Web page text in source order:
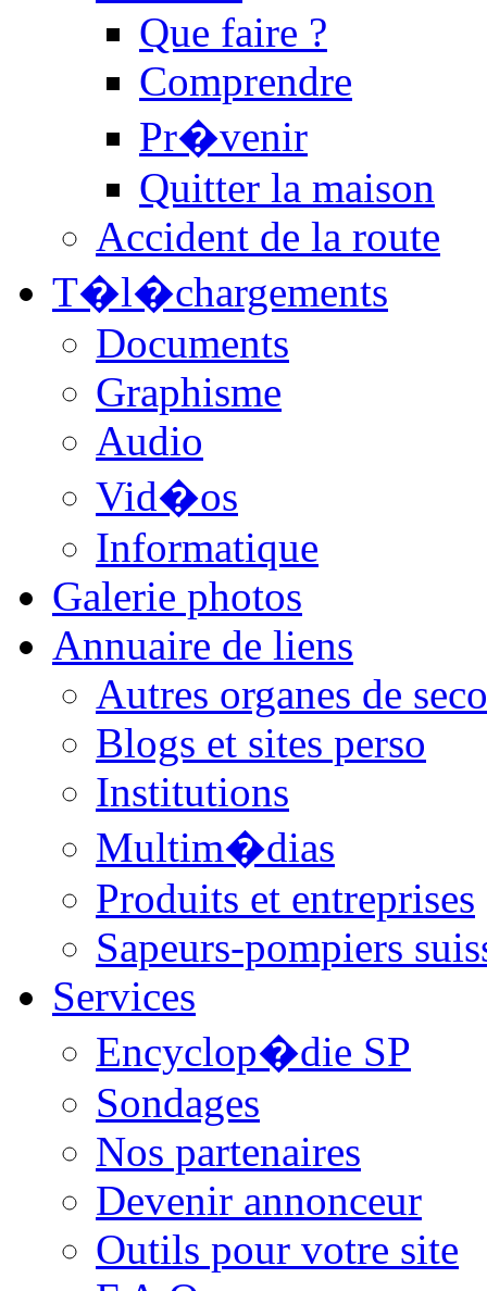
Que faire ?
Comprendre
Pr�venir
Quitter la maison
Accident de la route
T�l�chargements
Documents
Graphisme
Audio
Vid�os
Informatique
Galerie photos
Annuaire de liens
Autres organes de
Blogs et sites perso
Institutions
Multim�dias
Produits et entreprises
Sapeurs-pompiers
Services
Encyclop�die SP
Sondages
Nos partenaires
Devenir annonceur
Outils pour votre site